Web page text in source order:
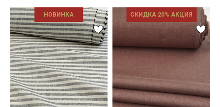
НОВИНКА СКИДКА 20% АКЦИЯ